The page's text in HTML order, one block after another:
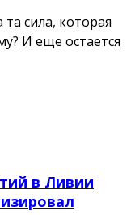
сила, которая
И еще остается
в Ливии